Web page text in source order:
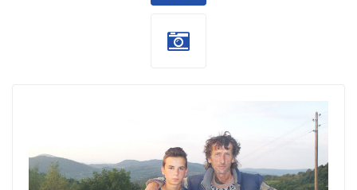
260519c3-
696x522.jpg